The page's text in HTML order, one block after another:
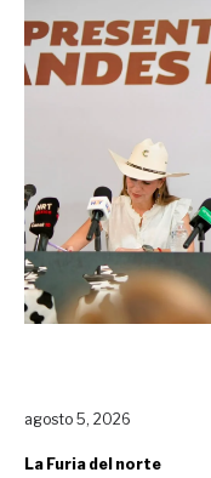
agosto 5, 2026
La Furia del norte